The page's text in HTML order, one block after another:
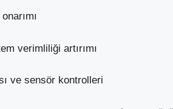
verimliliği artırımı
ve sensör kontrolleri